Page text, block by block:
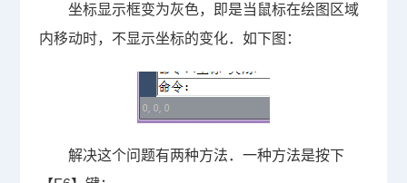
坐标显示框变为灰色，即是当鼠标在绘图区域
内移动时，不显示坐标的变化．如下图：
解决这个问题有两种方法．一种方法是按下